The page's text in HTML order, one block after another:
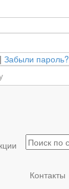
| Забыли пароль?
Контакты